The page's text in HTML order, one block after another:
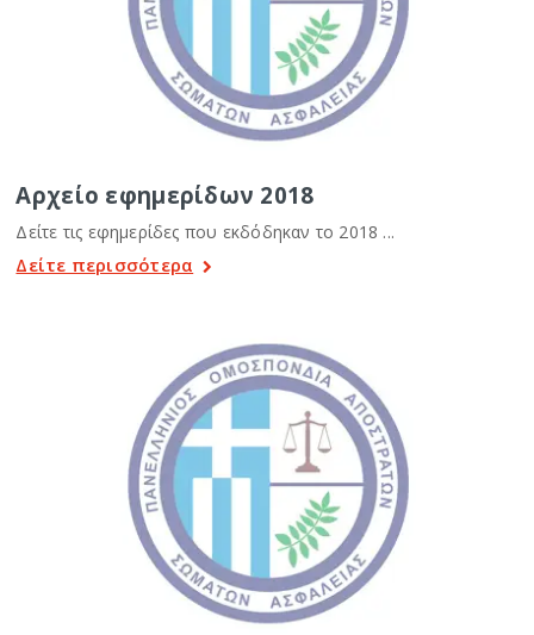
Αρχείο εφημερίδων 2018
Δείτε τις εφημερίδες που εκδόδηκαν το 2018 ...
Δείτε περισσότερα